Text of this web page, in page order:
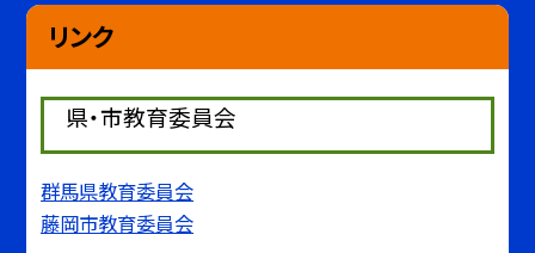
リンク
県・市教育委員会
群馬県教育委員会
藤岡市教育委員会